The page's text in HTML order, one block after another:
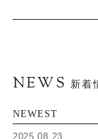
NEWS 新着
NEWEST
2025.08.23